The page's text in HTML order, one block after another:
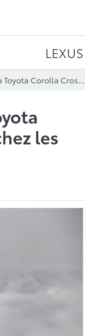
LEXUS
Sportive et écoénergétique : la Toyota Corolla Cross hybride débarque chez les concessionnaires cet été
les